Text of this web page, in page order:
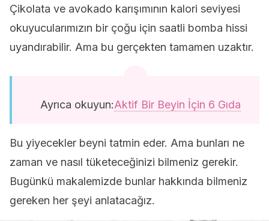
Çikolata ve avokado karışımının kalori seviyesi
okuyucularımızın bir çoğu için saatli bomba hissi
uyandırabilir. Ama bu gerçekten tamamen uzaktır.
Ayrıca okuyun:Aktif Bir Beyin İçin 6 Gıda
Bu yiyecekler beyni tatmin eder. Ama bunları ne
zaman ve nasıl tüketeceğinizi bilmeniz gerekir.
Bugünkü makalemizde bunlar hakkında bilmeniz
gereken her şeyi anlatacağız.